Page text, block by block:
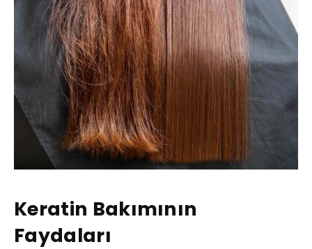
Keratin Bakımının
Faydaları